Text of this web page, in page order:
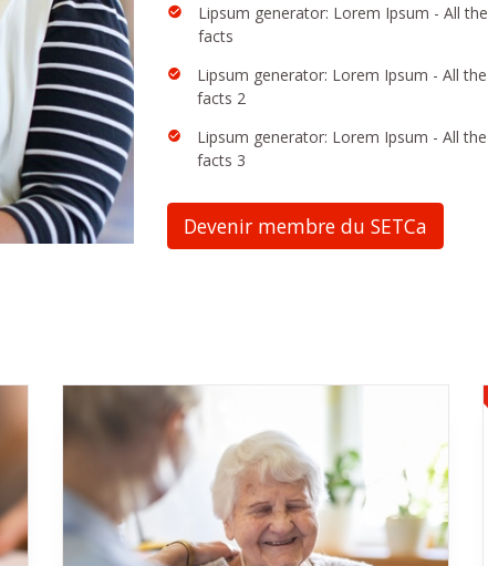
Lipsum generator: Lorem Ipsum - All the
facts
Lipsum generator: Lorem Ipsum - All the
facts 2
Lipsum generator: Lorem Ipsum - All the
facts 3
Devenir membre du SETCa